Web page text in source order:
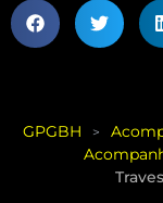
GPGBH >